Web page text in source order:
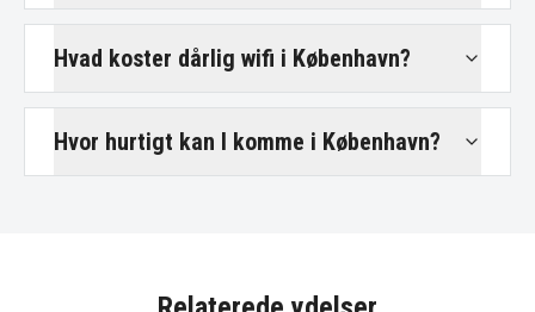
Hvad koster dårlig wifi i København?
Hvor hurtigt kan I komme i København?